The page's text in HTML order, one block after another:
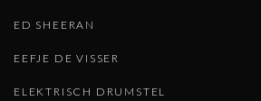
ED SHEERAN
EEFJE DE VISSER
ELEKTRISCH DRUMSTEL